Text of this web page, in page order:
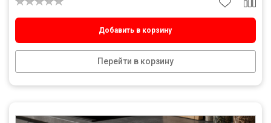
Добавить в корзину
Перейти в корзину